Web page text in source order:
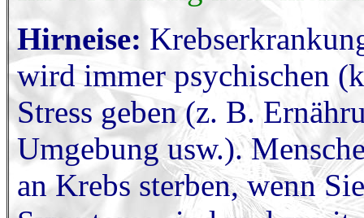
Hirneise:
wird immer psychischen
Stress geben (z. B.
Umgebung usw.).
an Krebs sterben, wenn